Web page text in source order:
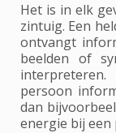
Het is in elk
zintuig. Een
ontvangt
beelden of
persoon
dan
energie bij een